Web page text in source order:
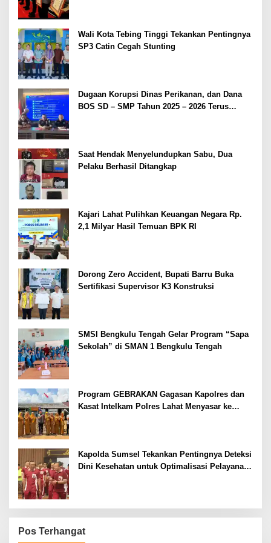
Wali Kota Tebing Tinggi Tekankan Pentingnya
SP3 Catin Cegah Stunting
Dugaan Korupsi Dinas Perikanan, dan Dana
BOS SD – SMP Tahun 2025 – 2026 Terus
Saat Hendak Menyelundupkan Sabu, Dua
Pelaku Berhasil Ditangkap
Kajari Lahat Pulihkan Keuangan Negara Rp.
2,1 Milyar Hasil Temuan BPK RI
Dorong Zero Accident, Bupati Barru Buka
Sertifikasi Supervisor K3 Konstruksi
SMSI Bengkulu Tengah Gelar Program “Sapa
Sekolah” di SMAN 1 Bengkulu Tengah
Program GEBRAKAN Gagasan Kapolres dan
Kasat Intelkam Polres Lahat Menyasar ke
Kapolda Sumsel Tekankan Pentingnya Deteksi
Dini Kesehatan untuk Optimalisasi Pelayanan
Pos Terhangat